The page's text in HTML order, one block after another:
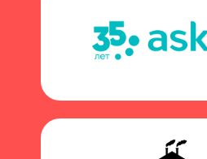
онлайн
После сдачи ЕГЭ (выпускникам 11
классов) и получения аттестата или
диплома подавай документы к нам